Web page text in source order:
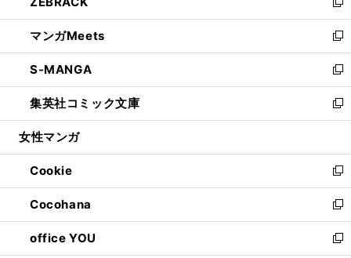
開
く
ド
ウ
で
開
く
ィ
ン
ド
ウ
で
開
く
い
ウ
ィ
ン
ド
ウ
で
開
新
し
い
ウ
ィ
ン
ド
ウ
開
く
マンガMeets
新
し
い
ウ
ィ
ン
ウ
で
開
く
S-MANGA
新
し
い
ウ
ン
ド
ウ
で
開
く
集英社コミック文庫
新
し
ウ
ィ
ン
ド
ウ
で
開
女性マンガ
Cookie
新
し
い
ウ
ィ
Cocohana
新
し
い
office YOU
新